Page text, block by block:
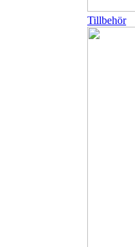
Tillbehör